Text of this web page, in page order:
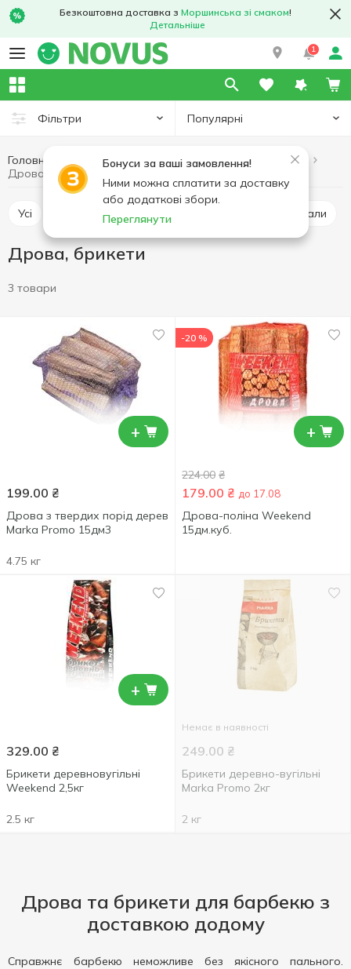
Безкоштовна доставка з Моршинська зі смаком!
Детальніше
1
Фільтри Популярні
Бонуси за ваші замовлення!
Ними можна сплатити за доставку
або додаткові збори.
Переглянути
Головна Хобі та відпочинок
Товари для барбекю
Дрова, брикети
Усі Грилі, мангали
Дрова, брикети
3 товари
+
199.00 ₴
Дрова з твердих порід дерев
Marka Promo 15дм3
4.75 кг
+
-20 %
224.00 ₴
179.00 ₴ до 17.08
Дрова-поліна Weekend
15дм.куб.
+
329.00 ₴
Брикети деревновугільні
Weekend 2,5кг
2.5 кг
Немає в наявності
249.00 ₴
Брикети деревно-вугільні
Marka Promo 2кг
2 кг
Дрова та брикети для барбекю з
доставкою додому
Справжнє барбекю неможливе без якісного пального.